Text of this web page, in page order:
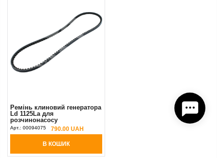
Ремінь клиновий генератора
Ld 1125La для
розчинонасосу
BMS/Brinkmann DC 260/45,
Putzmeister М740/1/2
Арт.: 00094075 790.00 UAH
В КОШИК